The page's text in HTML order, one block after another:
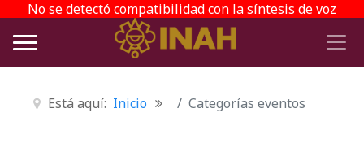
No se detectó compatibilidad con la síntesis de voz
Está aquí: Inicio Categorías eventos